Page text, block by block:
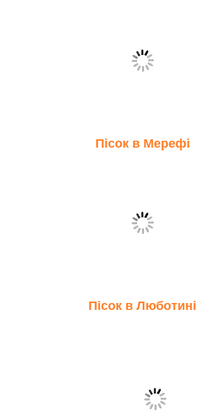
Пісок в Мерефі
Пісок в Люботині